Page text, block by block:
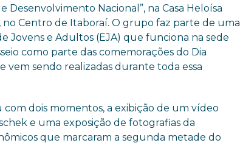
Desenvolvimento Nacional”, na Casa Heloísa
no Centro de Itaboraí. O grupo faz parte de uma
Jovens e Adultos (EJA) que funciona na sede
como parte das comemorações do Dia
vem sendo realizadas durante toda essa
com dois momentos, a exibição de um vídeo
e uma exposição de fotografias da
que marcaram a segunda metade do